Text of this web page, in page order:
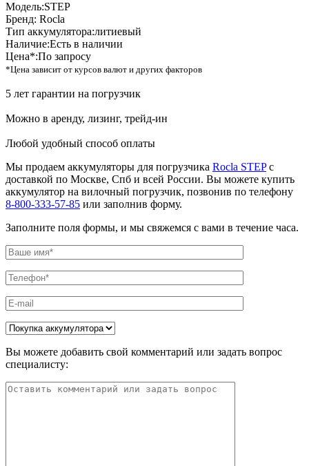
Модель:STEP
Бренд: Rocla
Тип аккумулятора:литиевый
Наличие:Есть в наличии
Цена*:По запросу
*Цена зависит от курсов валют и других факторов
5 лет гарантии на погрузчик
Можно в аренду, лизинг, трейд-ин
Любой удобный способ оплаты
Мы продаем аккумуляторы для погрузчика Rocla STEPс
доставкой по Москве, Спб и всей России. Вы можете купить
аккумулятор на вилочный погрузчик, позвонив по телефону
8-800-333-57-85 или заполнив форму.
Заполните поля формы, и мы свяжемся с вами в течение часа.
Вы можете добавить свой комментарий или задать вопрос
специалисту: